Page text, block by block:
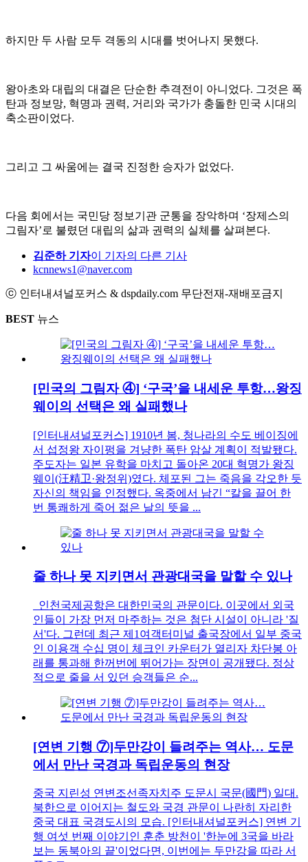
하지만 두 사람 모두 격동의 시대를 벗어나지 못했다.
왕아초와 대립의 대결은 단순한 추격전이 아니었다. 그것은 폭
탄과 정보망, 혁명과 권력, 거리와 국가가 충돌한 민국 시대의
축소판이었다.
그리고 그 싸움에는 결국 진정한 승자가 없었다.
다음 회에서는 국민당 정보기관 군통을 장악하며 ‘장제스의
그림자’로 불렸던 대립의 삶과 권력의 실체를 살펴본다.
김준하 기자이 기자의 다른 기사
kcnnews1@naver.com
ⓒ 인터내셔널포커스 & dspdaily.com 무단전재-재배포금지
BEST 뉴스
[민국의 그림자 ④] ‘구국’을 내세운 투항…왕징
웨이의 선택은 왜 실패했나
[인터내셔널포커스] 1910년 봄, 청나라의 수도 베이징에
서 섭정왕 자이펑을 겨냥한 폭탄 암살 계획이 적발됐다.
주도자는 일본 유학을 마치고 돌아온 20대 혁명가 왕징
웨이(汪精卫·왕정위)였다. 체포된 그는 죽음을 각오한 듯
자신의 책임을 인정했다. 옥중에서 남긴 “칼을 끌어 한
번 통쾌하게 죽어 젊은 날의 뜻을 ...
줄 하나 못 지키면서 관광대국을 말할 수 있나
인천국제공항은 대한민국의 관문이다. 이곳에서 외국
인들이 가장 먼저 마주하는 것은 첨단 시설이 아니라 '질
서'다. 그런데 최근 제1여객터미널 출국장에서 일부 중국
인 이용객 수십 명이 체크인 카운터가 열리자 차단봉 아
래를 통과해 한꺼번에 뛰어가는 장면이 공개됐다. 정상
적으로 줄을 서 있던 승객들은 순...
[연변 기행 ⑦]두만강이 들려주는 역사… 도문
에서 만난 국경과 독립운동의 현장
중국 지린성 연변조선족자치주 도문시 국문(國門) 일대.
북한으로 이어지는 철도와 국경 관문이 나란히 자리한
중국 대표 국경도시의 모습. [인터내셔널포커스] 연변 기
행 여섯 번째 이야기인 훈춘 방천이 '한눈에 3국을 바라
보는 동북아의 끝'이었다면, 이번에는 두만강을 따라 서